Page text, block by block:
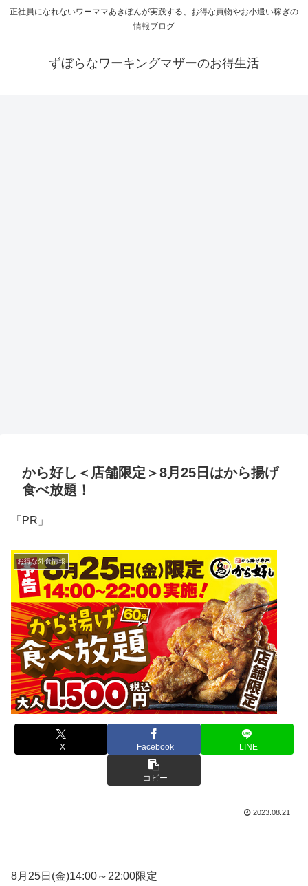
正社員になれないワーママあきぽんが実践する、お得な買物やお小遣い稼ぎの
情報ブログ
ずぼらなワーキングマザーのお得生活
から好し＜店舗限定＞8月25日はから揚げ
食べ放題！
「PR」
お得な外食情報
X Facebook LINE
コピー
2023.08.21
8月25日(金)14:00～22:00限定